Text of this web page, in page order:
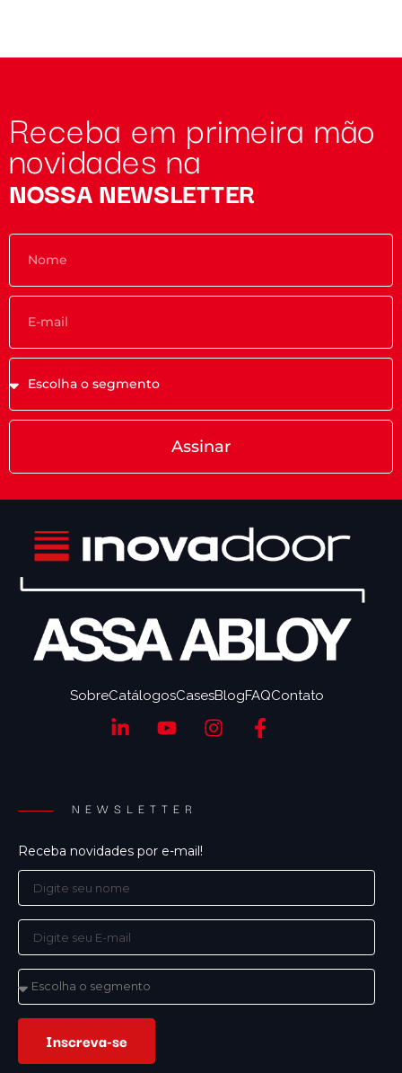
Receba em primeira mão
novidades na
NOSSA NEWSLETTER
Assinar
SobreCatálogosCasesBlogFAQContato
NEWSLETTER
Receba novidades por e-mail!
Inscreva-se